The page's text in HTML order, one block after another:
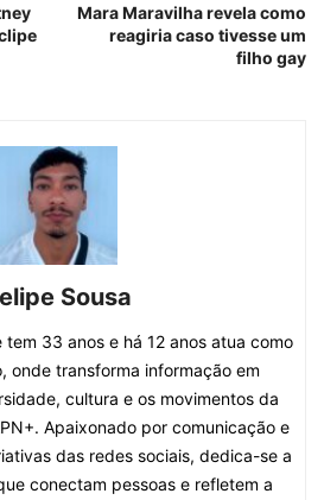
Mara Maravilha revela como
reagiria caso tivesse um
filho gay
Sousa
tem 33 anos e há 12 anos atua como
onde transforma informação em
cultura e os movimentos da
Apaixonado por comunicação e
das redes sociais, dedica-se a
conectam pessoas e refletem a